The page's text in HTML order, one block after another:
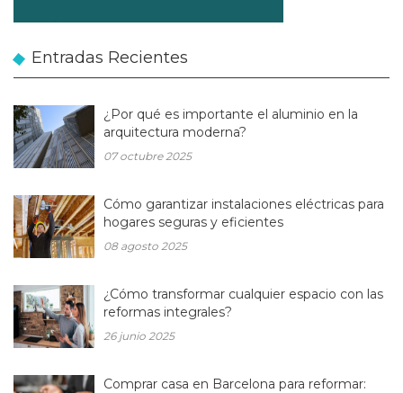
Entradas Recientes
¿Por qué es importante el aluminio en la
arquitectura moderna?
07 octubre 2025
Cómo garantizar instalaciones eléctricas para
hogares seguras y eficientes
08 agosto 2025
¿Cómo transformar cualquier espacio con las
reformas integrales?
26 junio 2025
Comprar casa en Barcelona para reformar: